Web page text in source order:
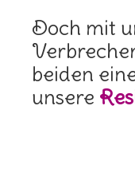
Doch mit
beiden
unsere